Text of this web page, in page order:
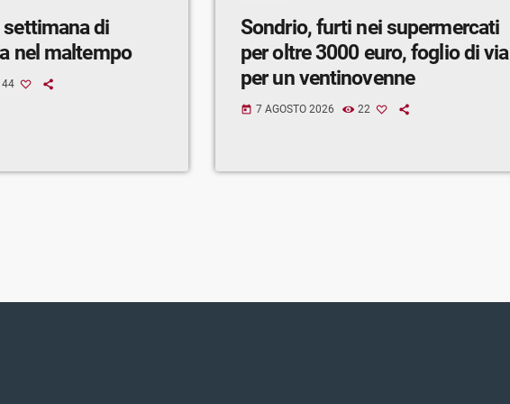
settimana di
nel maltempo
44
Sondrio, furti nei supermercati
per oltre 3000 euro, foglio di via
per un ventinovenne
today 7 AGOSTO 2026 22